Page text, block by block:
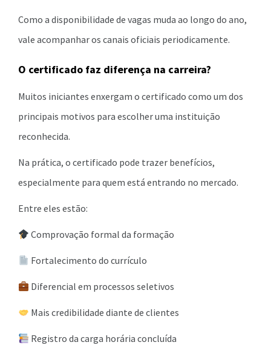
Como a disponibilidade de vagas muda ao longo do ano,
vale acompanhar os canais oficiais periodicamente.
O certificado faz diferença na carreira?
Muitos iniciantes enxergam o certificado como um dos
principais motivos para escolher uma instituição
reconhecida.
Na prática, o certificado pode trazer benefícios,
especialmente para quem está entrando no mercado.
Entre eles estão:
Comprovação formal da formação
Fortalecimento do currículo
Diferencial em processos seletivos
Mais credibilidade diante de clientes
Registro da carga horária concluída